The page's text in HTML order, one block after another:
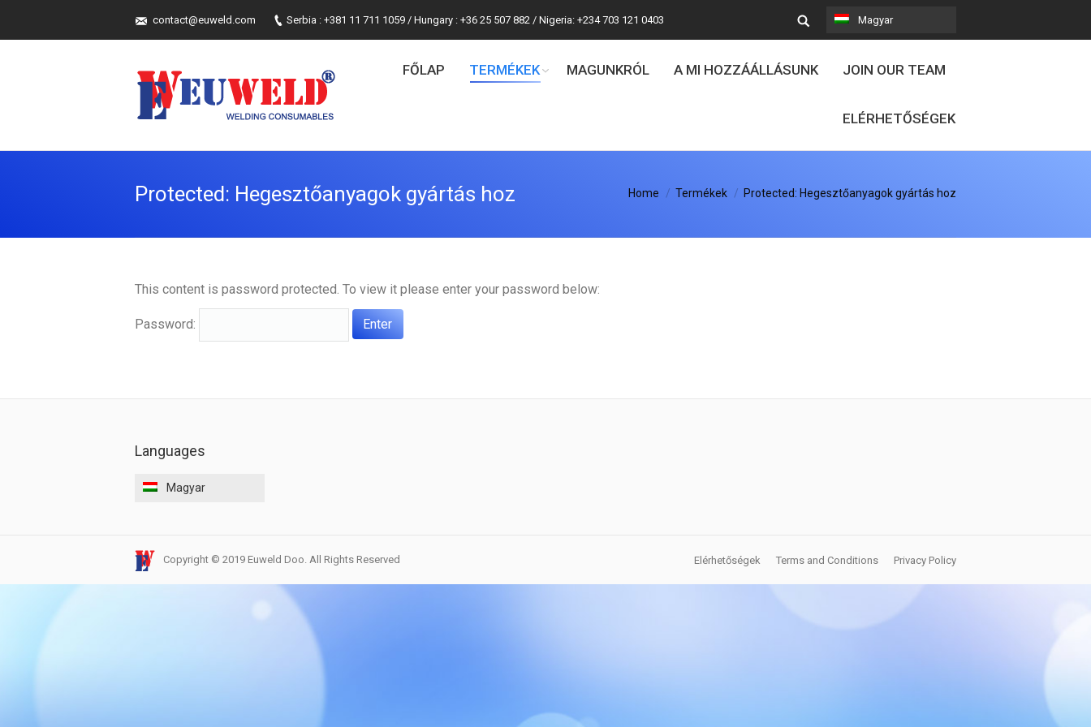
contact@euweld.com Serbia : +381 11 711 1059 / Hungary : +36 25 507 882 / Nigeria: +234 703 121 0403 Magyar
FŐLAP TERMÉKEK MAGUNKRÓL A MI HOZZÁÁLLÁSUNK JOIN OUR TEAM
ELÉRHETŐSÉGEK
Protected: Hegesztőanyagok gyártás hoz You are here:
Home Termékek Protected: Hegesztőanyagok gyártás hoz
This content is password protected. To view it please enter your password below:
Password:
Languages
Magyar
Copyright © 2019 Euweld Doo. All Rights Reserved Elérhetőségek Terms and Conditions Privacy Policy